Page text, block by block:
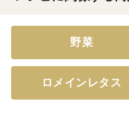
野菜
ロメインレタス